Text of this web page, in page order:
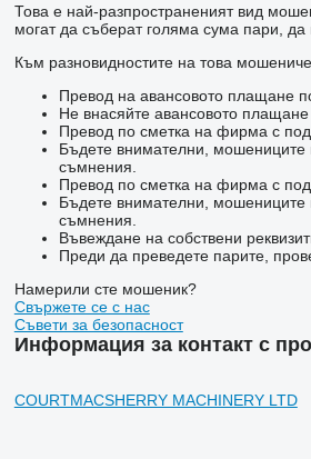
Това е най-разпространеният вид
могат да съберат голяма сума пари, да
Към разновидностите на това
Превод на авансовото плащане
Не внасяйте авансовото
Превод по сметка на фирма с
Бъдете внимателни, мошениците
съмнения.
Превод по сметка на фирма с
Бъдете внимателни, мошениците
съмнения.
Въвеждане на собствени
Преди да преведете парите,
Намерили сте мошеник?
Свържете се с нас
Съвети за безопасност
Информация за контакт с
COURTMACSHERRY MACHINERY LTD